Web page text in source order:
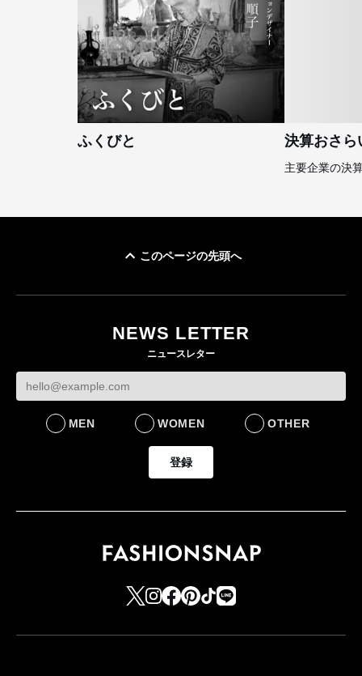
ふくびと 決算おさら
主要企業の決
このページの先頭へ
NEWS LETTER
ニュースレター
MEN WOMEN OTHER
登録